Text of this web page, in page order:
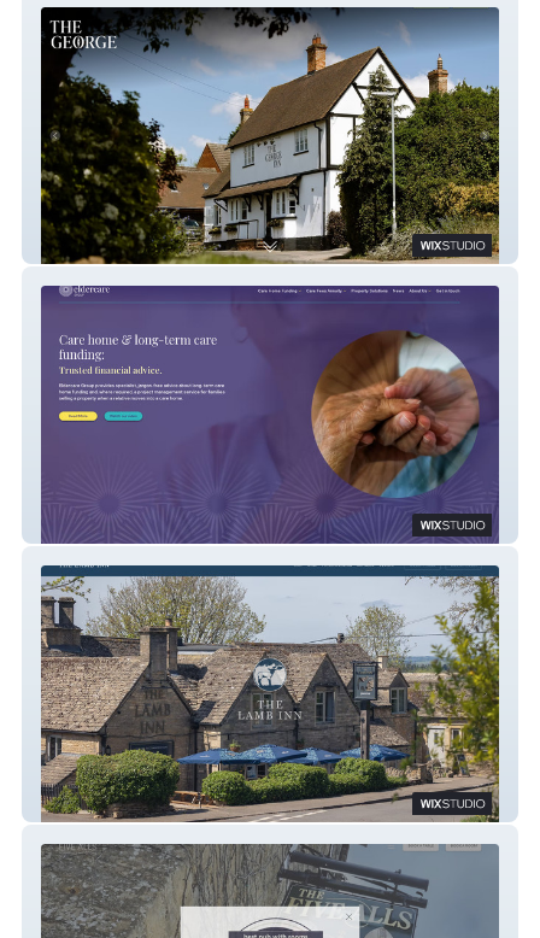
The George Inn
Eldercare Group
The Lamb Inn